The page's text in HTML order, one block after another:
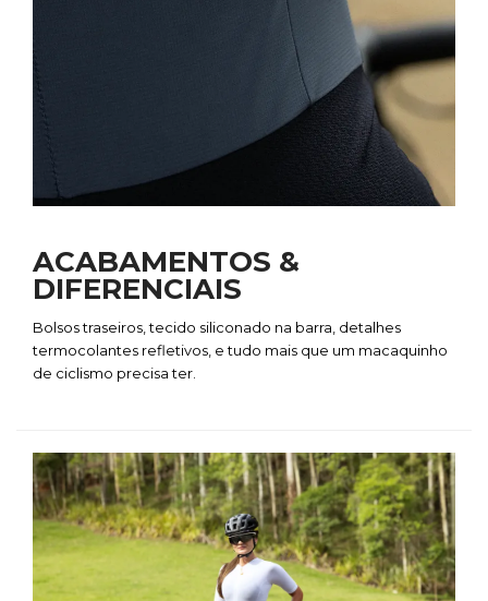
ACABAMENTOS &
DIFERENCIAIS
Bolsos traseiros, tecido siliconado na barra, detalhes
termocolantes refletivos, e tudo mais que um macaquinho
de ciclismo precisa ter.